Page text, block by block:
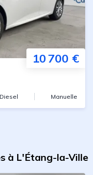
10 700 €
Diesel Manuelle
à L'Étang-la-Ville